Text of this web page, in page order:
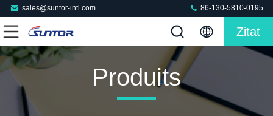
sales@suntor-intl.com 86-130-5810-0195
Zitat
Produits